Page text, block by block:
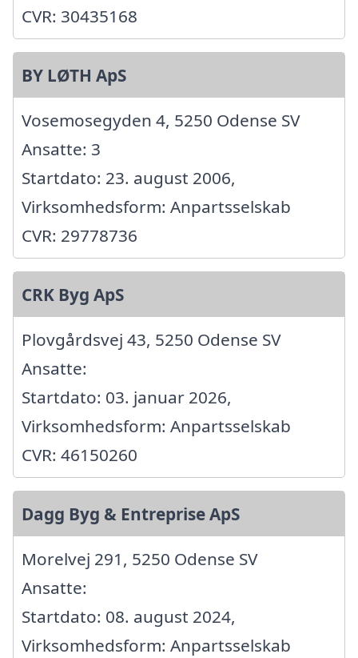
CVR: 30435168
BY LØTH ApS
Vosemosegyden 4, 5250 Odense SV
Ansatte: 3
Startdato: 23. august 2006,
Virksomhedsform: Anpartsselskab
CVR: 29778736
CRK Byg ApS
Plovgårdsvej 43, 5250 Odense SV
Ansatte:
Startdato: 03. januar 2026,
Virksomhedsform: Anpartsselskab
CVR: 46150260
Dagg Byg & Entreprise ApS
Morelvej 291, 5250 Odense SV
Ansatte:
Startdato: 08. august 2024,
Virksomhedsform: Anpartsselskab